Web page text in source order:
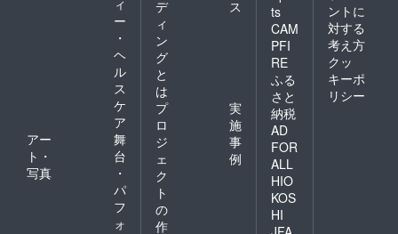
ィ
ー
・
ヘ
ル
ス
ケ
ア
アー
ト・
写真
舞
台
・
パ
フ
ォ
デ
ィ
ン
グ
と
は
ス
プ
ロ
ジ
ェ
ク
ト
の
作
実
施
事
例
ts
CAM
PFI
RE
ふる
さと
納税
AD
FOR
ALL
HIO
KOS
HI
ントに
対する
考え方
クッ
キーポ
リシー